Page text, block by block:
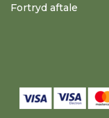
Fortryd aftale